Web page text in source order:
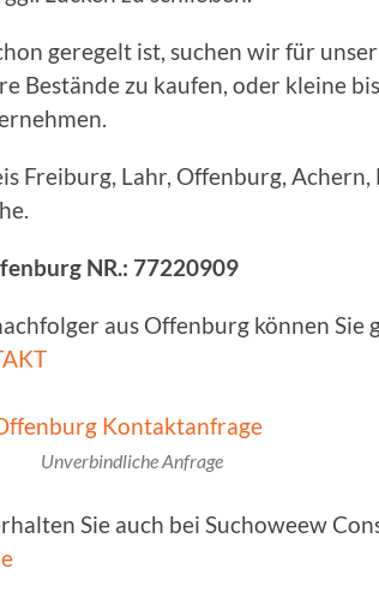
geregelt ist, suchen wir für
Bestände zu kaufen, oder kleine
Freiburg, Lahr, Offenburg, Achern,
NR.: 77220909
aus Offenburg können Sie
Unverbindliche Anfrage
Sie auch bei Suchoweew